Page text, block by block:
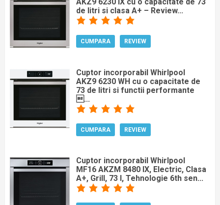
de litri si clasa A+ – Review...
CUMPARA REVIEW
Cuptor incorporabil Whirlpool
AKZ9 6230 WH cu o capacitate de
73 de litri si functii performante
...
CUMPARA REVIEW
Cuptor incorporabil Whirlpool
MF16 AKZM 8480 IX, Electric, Clasa
A+, Grill, 73 l, Tehnologie 6th sen...